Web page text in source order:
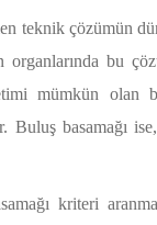
teknik çözümün
bu
mümkün olan
Buluş basamağı
kriteri